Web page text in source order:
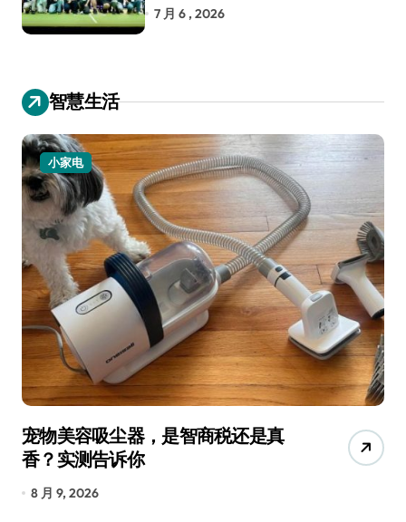
RoboCup 机器人世界杯
7 月 6 , 2026
智慧生活
小家电
宠物美容吸尘器，是智商税还是真
香？实测告诉你
8 月 9, 2026